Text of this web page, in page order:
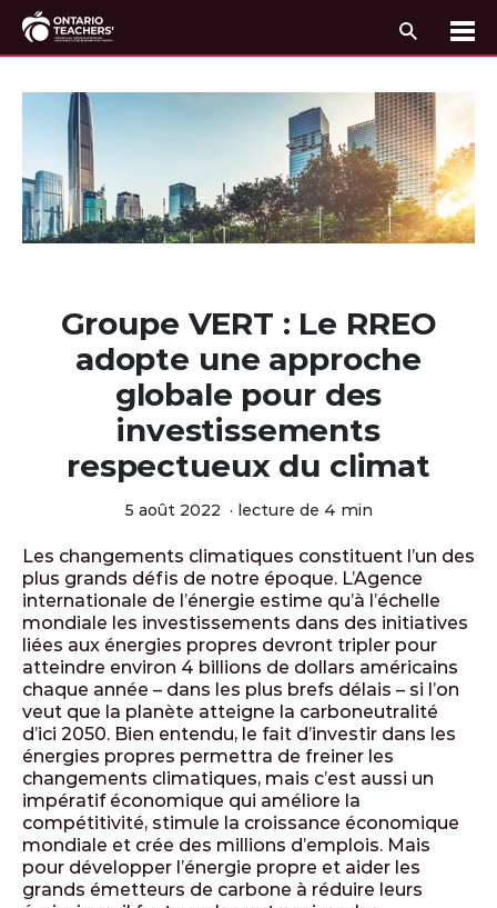
Groupe VERT : Le RREO
adopte une approche
globale pour des
investissements
respectueux du climat
5 août 2022 · lecture de 4 min
Les changements climatiques constituent l’un des
plus grands défis de notre époque. L’Agence
internationale de l’énergie estime qu’à l’échelle
mondiale les investissements dans des initiatives
liées aux énergies propres devront tripler pour
atteindre environ 4 billions de dollars américains
chaque année – dans les plus brefs délais – si l’on
veut que la planète atteigne la carboneutralité
d’ici 2050. Bien entendu, le fait d’investir dans les
énergies propres permettra de freiner les
changements climatiques, mais c’est aussi un
impératif économique qui améliore la
compétitivité, stimule la croissance économique
mondiale et crée des millions d’emplois. Mais
pour développer l’énergie propre et aider les
grands émetteurs de carbone à réduire leurs